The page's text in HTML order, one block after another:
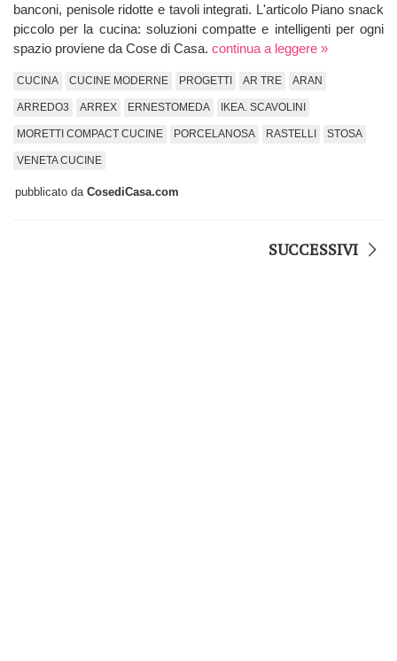
banconi, penisole ridotte e tavoli integrati. L'articolo Piano snack
piccolo per la cucina: soluzioni compatte e intelligenti per ogni
spazio proviene da Cose di Casa. continua a leggere »
CUCINA CUCINE MODERNE PROGETTI AR TRE ARAN
ARREDO3 ARREX ERNESTOMEDA IKEA. SCAVOLINI
MORETTI COMPACT CUCINE PORCELANOSA RASTELLI STOSA
VENETA CUCINE
pubblicato da CosediCasa.com
SUCCESSIVI